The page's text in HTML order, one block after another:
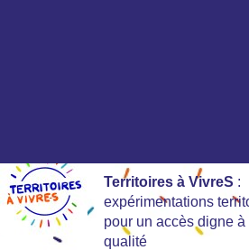
Territoires à VivreS :
expérimentations
pour un accès digne
qualité